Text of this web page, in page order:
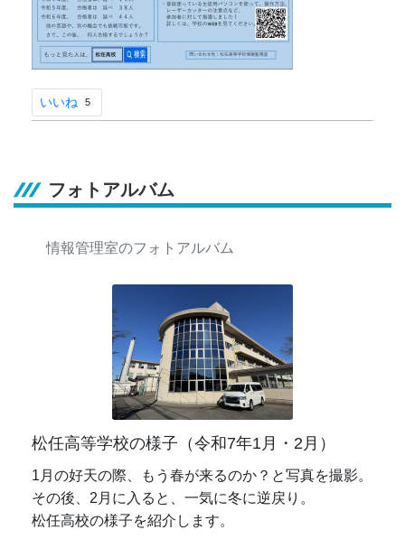
いいね 5
フォトアルバム
情報管理室のフォトアルバム
松任高等学校の様子（令和7年1月・2月）
1月の好天の際、もう春が来るのか？と写真を撮影。
その後、2月に入ると、一気に冬に逆戻り。
松任高校の様子を紹介します。